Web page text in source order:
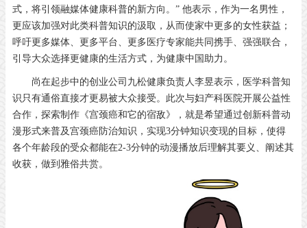
式，将引领融媒体健康科普的新方向。” 他表示，作为一名男性，
更应该加强对此类科普知识的汲取，从而使家中更多的女性获益；
呼吁更多媒体、更多平台、更多医疗专家能共同携手、强强联合，
引导大众选择更健康的生活方式，为健康中国助力。
尚在起步中的创业公司九松健康负责人李昱表示，医学科普知
识只有通俗直接才更易被大众接受。此次与妇产科医院开展公益性
合作，探索制作《宫颈癌和它的宿敌》，就是希望通过创新科普动
漫形式来普及宫颈癌防治知识，实现3分钟知识变现的目标，使得
各个年龄段的受众都能在2-3分钟的动漫播放后理解其要义、阐述其
收获，做到雅俗共赏。